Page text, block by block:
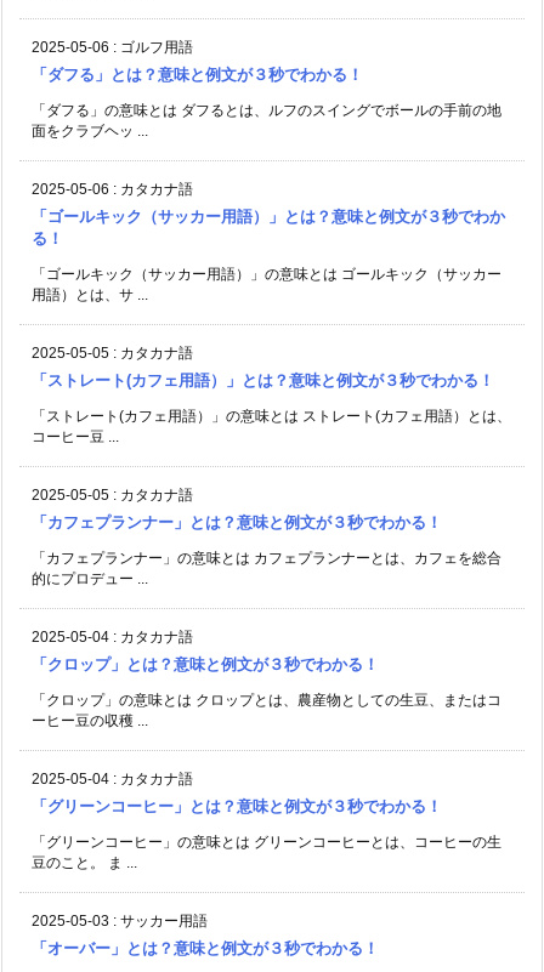
2025-05-06 : ゴルフ用語
「ダフる」とは？意味と例文が３秒でわかる！
「ダフる」の意味とは ダフるとは、ルフのスイングでボールの手前の地
面をクラブヘッ ...
2025-05-06 : カタカナ語
「ゴールキック（サッカー用語）」とは？意味と例文が３秒でわか
る！
「ゴールキック（サッカー用語）」の意味とは ゴールキック（サッカー
用語）とは、サ ...
2025-05-05 : カタカナ語
「ストレート(カフェ用語）」とは？意味と例文が３秒でわかる！
「ストレート(カフェ用語）」の意味とは ストレート(カフェ用語）とは、
コーヒー豆 ...
2025-05-05 : カタカナ語
「カフェプランナー」とは？意味と例文が３秒でわかる！
「カフェプランナー」の意味とは カフェプランナーとは、カフェを総合
的にプロデュー ...
2025-05-04 : カタカナ語
「クロップ」とは？意味と例文が３秒でわかる！
「クロップ」の意味とは クロップとは、農産物としての生豆、またはコ
ーヒー豆の収穫 ...
2025-05-04 : カタカナ語
「グリーンコーヒー」とは？意味と例文が３秒でわかる！
「グリーンコーヒー」の意味とは グリーンコーヒーとは、コーヒーの生
豆のこと。 ま ...
2025-05-03 : サッカー用語
「オーバー」とは？意味と例文が３秒でわかる！